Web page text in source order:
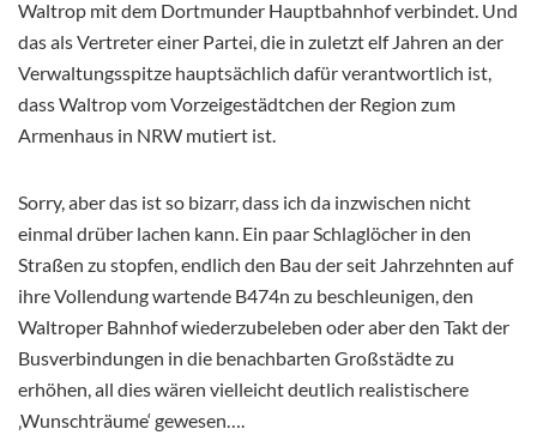
Waltrop mit dem Dortmunder Hauptbahnhof verbindet. Und
das als Vertreter einer Partei, die in zuletzt elf Jahren an der
Verwaltungsspitze hauptsächlich dafür verantwortlich ist,
dass Waltrop vom Vorzeigestädtchen der Region zum
Armenhaus in NRW mutiert ist.
Sorry, aber das ist so bizarr, dass ich da inzwischen nicht
einmal drüber lachen kann. Ein paar Schlaglöcher in den
Straßen zu stopfen, endlich den Bau der seit Jahrzehnten auf
ihre Vollendung wartende B474n zu beschleunigen, den
Waltroper Bahnhof wiederzubeleben oder aber den Takt der
Busverbindungen in die benachbarten Großstädte zu
erhöhen, all dies wären vielleicht deutlich realistischere
‚Wunschträume‘ gewesen….